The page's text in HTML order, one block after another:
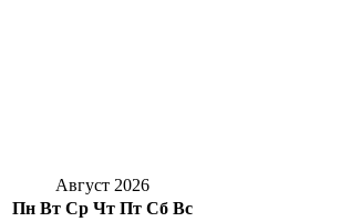
Август 2026
Пн Вт Ср Чт Пт Сб Вс